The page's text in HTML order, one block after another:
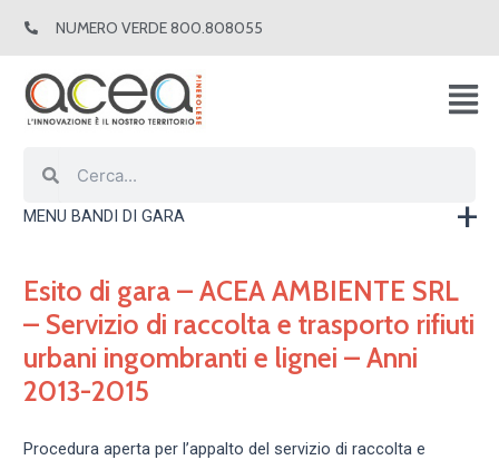
NUMERO VERDE 800.808055
MENU BANDI DI GARA
Esito di gara – ACEA AMBIENTE SRL
– Servizio di raccolta e trasporto rifiuti
urbani ingombranti e lignei – Anni
2013-2015
Procedura aperta per l’appalto del servizio di raccolta e